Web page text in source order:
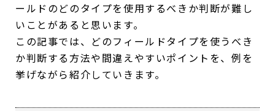
ールドのどのタイプを使用するべきか判断が難し
いことがあると思います。
この記事では、どのフィールドタイプを使うべき
か判断する方法や間違えやすいポイントを、例を
挙げながら紹介していきます。